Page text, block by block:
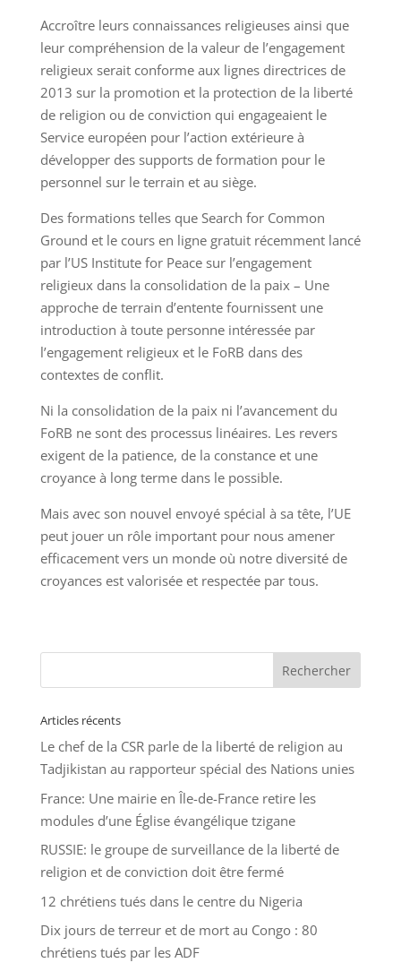
Accroître leurs connaissances religieuses ainsi que
leur compréhension de la valeur de l’engagement
religieux serait conforme aux lignes directrices de
2013 sur la promotion et la protection de la liberté
de religion ou de conviction qui engageaient le
Service européen pour l’action extérieure à
développer des supports de formation pour le
personnel sur le terrain et au siège.
Des formations telles que Search for Common
Ground et le cours en ligne gratuit récemment lancé
par l’US Institute for Peace sur l’engagement
religieux dans la consolidation de la paix – Une
approche de terrain d’entente fournissent une
introduction à toute personne intéressée par
l’engagement religieux et le FoRB dans des
contextes de conflit.
Ni la consolidation de la paix ni l’avancement du
FoRB ne sont des processus linéaires. Les revers
exigent de la patience, de la constance et une
croyance à long terme dans le possible.
Mais avec son nouvel envoyé spécial à sa tête, l’UE
peut jouer un rôle important pour nous amener
efficacement vers un monde où notre diversité de
croyances est valorisée et respectée par tous.
Articles récents
Le chef de la CSR parle de la liberté de religion au
Tadjikistan au rapporteur spécial des Nations unies
France: Une mairie en Île-de-France retire les
modules d’une Église évangélique tzigane
RUSSIE: le groupe de surveillance de la liberté de
religion et de conviction doit être fermé
12 chrétiens tués dans le centre du Nigeria
Dix jours de terreur et de mort au Congo : 80
chrétiens tués par les ADF